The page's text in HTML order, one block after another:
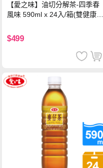
【愛之味】油切分解茶-四季春
風味 590ml x 24入/箱(雙健康認
$499